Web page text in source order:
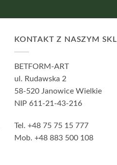
KONTAKT Z NASZYM
BETFORM-ART
ul. Rudawska 2
58-520 Janowice Wielkie
NIP 611-21-43-216
Tel. +48 75 75 15 777
Mob. +48 883 500 108